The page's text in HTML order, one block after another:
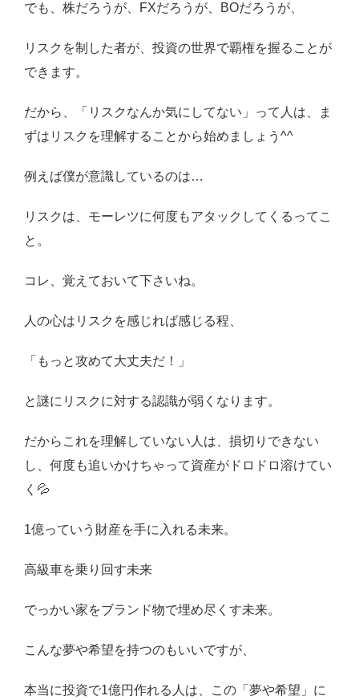
でも、株だろうが、 FXだろうが、 BOだろうが、
リスクを制した者が、投資の世界で覇権を握ることが
できます。
だから、「リスクなんか気にしてない」って人は、ま
ずはリスクを理解することから始めましょう ^^
例えば僕が意識しているのは…
リスクは、モーレツに何度もアタックしてくるってこ
と。
コレ、覚えておいて下さいね。
人の心はリスクを感じれば感じる程、
「もっと攻めて大丈夫だ！」
と謎にリスクに対する認識が弱くなります。
だからこれを理解していない人は、損切りできない
し、何度も追いかけちゃって資産がドロドロ溶けてい
く 💦
1億っていう財産を手に入れる未来。
高級車を乗り回す未来
でっかい家をブランド物で埋め尽くす未来。
こんな夢や希望を持つのもいいですが、
本当に投資で1億円作れる人は、この「夢や希望」に